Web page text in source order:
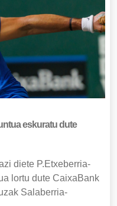
eskuratu dute
diete P.Etxeberria-
lortu dute CaixaBank
Salaberria-